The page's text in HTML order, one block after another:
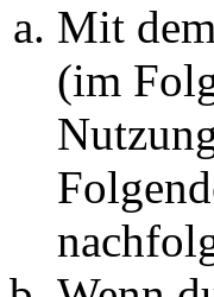
Mit
(im